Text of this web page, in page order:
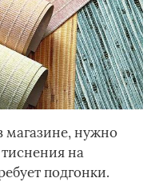
магазине, нужно
на
подгонки.